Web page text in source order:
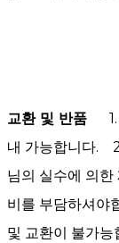
교환 및 반품
내 가능합니다.
님의 실수에 의한
비를 부담하셔야
및 교환이 불가